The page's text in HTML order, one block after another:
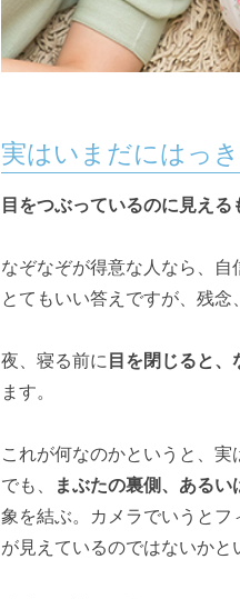
実はいまだにはっ
目をつぶっているのに見える
なぞなぞが得意な人なら、自
とてもいい答えですが、残念
夜、寝る前に 目を閉じると
ます。
これが何なのかというと、実
でも、
まぶたの裏側、あるい
象を結ぶ。カメラでいうとフ
が見えているのではないかと